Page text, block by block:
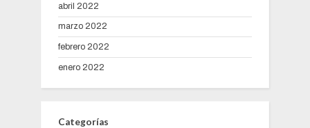
abril 2022
marzo 2022
febrero 2022
enero 2022
Categorías